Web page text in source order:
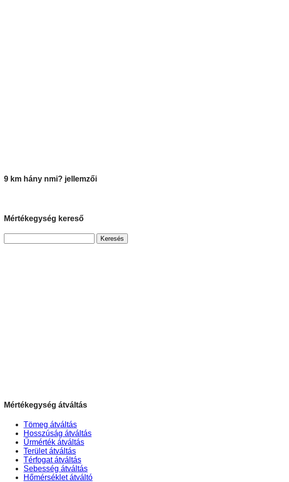
9 km hány nmi? jellemzői
Mértékegység kereső
Mértékegység átváltás
Tömeg átváltás
Hosszúság átváltás
Űrmérték átváltás
Terület átváltás
Térfogat átváltás
Sebesség átváltás
Hőmérséklet átváltó